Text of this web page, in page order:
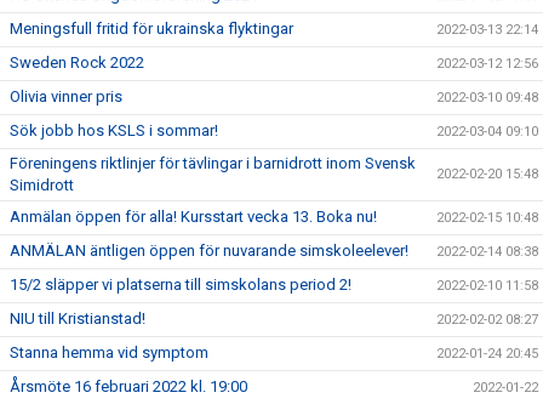
Meningsfull fritid för ukrainska flyktingar 2022-03-13 22:14
Sweden Rock 2022 2022-03-12 12:56
Olivia vinner pris 2022-03-10 09:48
Sök jobb hos KSLS i sommar! 2022-03-04 09:10
Föreningens riktlinjer för tävlingar i barnidrott inom Svensk
Simidrott
2022-02-20 15:48
Anmälan öppen för alla! Kursstart vecka 13. Boka nu! 2022-02-15 10:48
ANMÄLAN äntligen öppen för nuvarande simskoleelever! 2022-02-14 08:38
15/2 släpper vi platserna till simskolans period 2! 2022-02-10 11:58
NIU till Kristianstad! 2022-02-02 08:27
Stanna hemma vid symptom 2022-01-24 20:45
Årsmöte 16 februari 2022 kl. 19:00 2022-01-22